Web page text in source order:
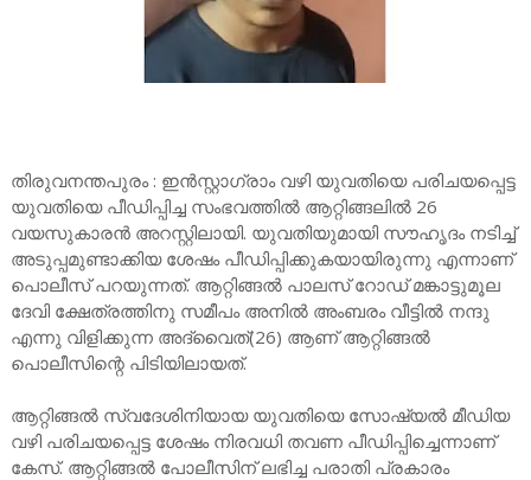
തിരുവനന്തപുരം : ഇൻസ്റ്റാഗ്രാം വഴി യുവതിയെ പരിചയപ്പെട്ട
യുവതിയെ പീഡിപ്പിച്ച സംഭവത്തിൽ ആറ്റിങ്ങലിൽ 26
വയസുകാരൻ അറസ്റ്റിലായി. യുവതിയുമായി സൗഹൃദം നടിച്ച്
അടുപ്പമുണ്ടാക്കിയ ശേഷം പീഡിപ്പിക്കുകയായിരുന്നു എന്നാണ്
പൊലീസ് പറയുന്നത്. ആറ്റിങ്ങൽ പാലസ് റോഡ് മങ്കാട്ടുമൂല
ദേവി ക്ഷേത്രത്തിനു സമീപം അനിൽ അംബരം വീട്ടിൽ നന്ദു
എന്നു വിളിക്കുന്ന അദ്വൈത്(26) ആണ് ആറ്റിങ്ങൽ
പൊലീസിന്റെ പിടിയിലായത്.
ആറ്റിങ്ങൽ സ്വദേശിനിയായ യുവതിയെ സോഷ്യൽ മീഡിയ
വഴി പരിചയപ്പെട്ട ശേഷം നിരവധി തവണ പീഡിപ്പിച്ചെന്നാണ്
കേസ്. ആറ്റിങ്ങൽ പോലീസിന് ലഭിച്ച പരാതി പ്രകാരം